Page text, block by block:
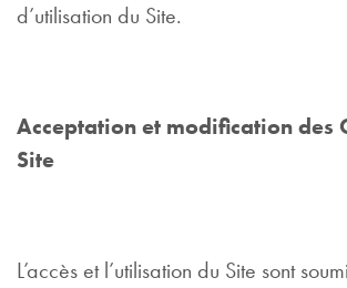
d’utilisation du Site.
Acceptation et modification des
Site
L’accès et l’utilisation du Site sont